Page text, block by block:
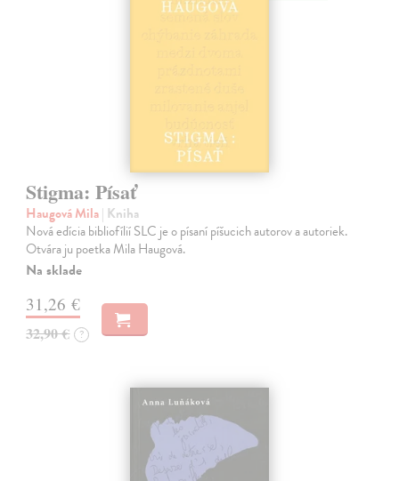
Stigma: Písať
Haugová Mila| Kniha
Nová edícia bibliofílií SLC je o písaní píšucich autorov a autoriek.
Otvára ju poetka Mila Haugová.
Na sklade
31,26 €
32,90 € ?